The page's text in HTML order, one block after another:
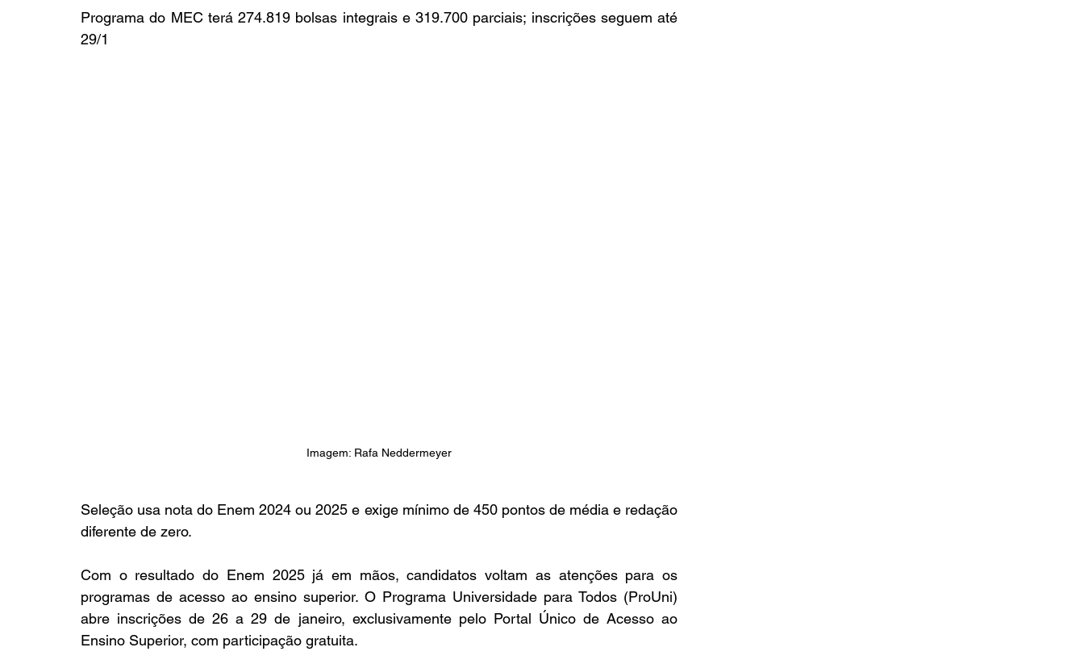
Programa do MEC terá 274.819 bolsas integrais e 319.700 parciais; inscrições seguem até
29/1
Imagem: Rafa Neddermeyer
Seleção usa nota do Enem 2024 ou 2025 e exige mínimo de 450 pontos de média e redação
diferente de zero.
Com o resultado do Enem 2025 já em mãos, candidatos voltam as atenções para os
programas de acesso ao ensino superior. O Programa Universidade para Todos (ProUni)
abre inscrições de 26 a 29 de janeiro, exclusivamente pelo Portal Único de Acesso ao
Ensino Superior, com participação gratuita.